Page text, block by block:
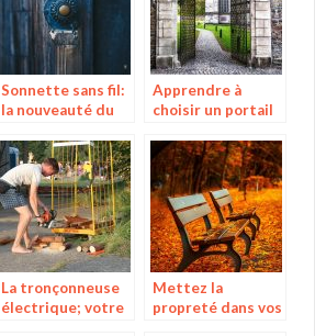
Sonnette sans fil:
la nouveauté du
Apprendre à
choisir un portail
La tronçonneuse
électrique; votre
Mettez la
propreté dans vos